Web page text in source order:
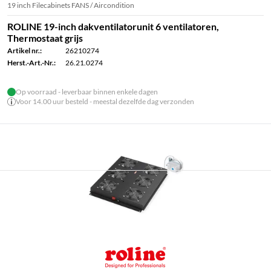
19 inch Filecabinets FANS / Aircondition
ROLINE 19-inch dakventilatorunit 6 ventilatoren,
Thermostaat grijs
Artikel nr.:
26210274
Herst.-Art.-Nr.:
26.21.0274
Op voorraad - leverbaar binnen enkele dagen
Voor 14.00 uur besteld - meestal dezelfde dag verzonden